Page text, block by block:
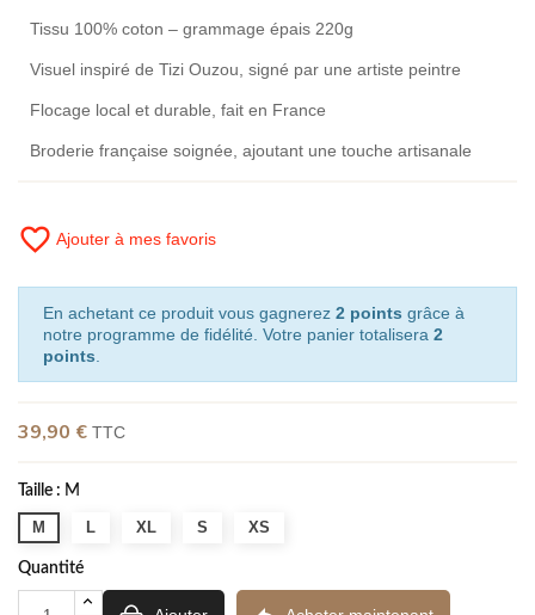
Tissu 100% coton – grammage épais 220g
Visuel inspiré de Tizi Ouzou, signé par une artiste peintre
Flocage local et durable, fait en France
Broderie française soignée, ajoutant une touche artisanale
favorite_border Ajouter à mes favoris
En achetant ce produit vous gagnerez 2 points grâce à
notre programme de fidélité. Votre panier totalisera 2
points
39,90 € TTC
Taille : M
M L XL S XS
Quantité